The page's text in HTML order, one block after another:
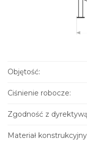
Objętość:
Ciśnienie robocze:
Zgodność z
Materiał